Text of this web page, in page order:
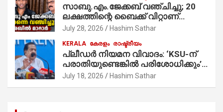
സാബു.എം.ജേക്കബ് വഞ്ചിച്ചു; 20
ലക്ഷത്തിന്റെ ബൈക്ക് വിറ്റാണ്
തൃക്കാക്കരയില്‍ മത്സരിച്ചത്!
മാത്രമാണ് ഉണ്ടായിരുന്നത്;
സാബുവിന്റേത് വ്യക്തിപരമായ
നേട്ടത്തിനുള്ള പാര്‍ട്ടി; ഇപ്പോള്‍
ഫോണ്‍ വിളിച്ചാല്‍ എടുക്കില്ല;
തിരഞ്ഞെടുപ്പിലെ ദുരനുഭവങ്ങള്‍
July 28, 2026 Hashim Sathar
KERALA കേരളം രാഷ്ട്രീയം
പ്ലീഡർ നിയമന വിവാദം: ‘KSU-ന്
പരാതിയുണ്ടെങ്കിൽ പരിശോധിക്കും’;
രമേശ് ചെന്നിത്തല
July 18, 2026 Hashim Sathar